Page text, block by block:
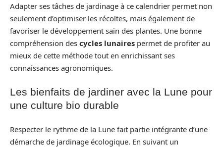
Adapter ses tâches de jardinage à ce calendrier permet non
seulement d’optimiser les récoltes, mais également de
favoriser le développement sain des plantes. Une bonne
compréhension des cycles lunaires permet de profiter au
mieux de cette méthode tout en enrichissant ses
connaissances agronomiques.
Les bienfaits de jardiner avec la Lune pour
une culture bio durable
Respecter le rythme de la Lune fait partie intégrante d’une
démarche de jardinage écologique. En suivant un